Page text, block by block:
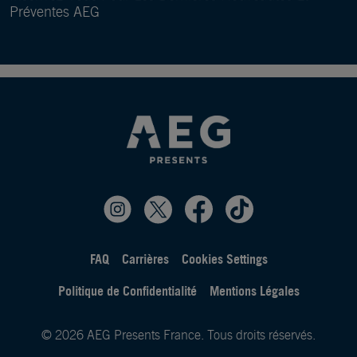
Préventes AEG
FAQ Carrières
Cookies Settings
Politique de Confidentialité
Mentions Légales
© 2026 AEG Presents France. Tous droits réservés.